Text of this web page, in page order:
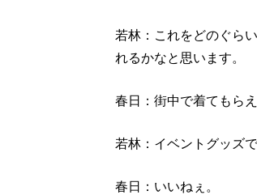
若林：これをどのぐら
れるかなと思います。
春日：街中で着てもら
若林：イベントグッズ
春日：いいねぇ。